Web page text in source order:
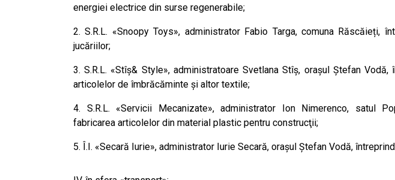
energiei electrice din surse regenerabile;
2. S.R.L. «Snoopy Toys», administrator Fabio Targa, comuna Răscăieți,
jucăriilor;
3. S.R.L. «Stîș& Style», administratoare Svetlana Stîș, orașul Ștefan
articolelor de îmbrăcăminte și altor textile;
4. S.R.L. «Servicii Mecanizate», administrator Ion Nimerenco, satul
fabricarea articolelor din material plastic pentru construcţii;
5. Î.I. «Secară Iurie», administrator Iurie Secară, orașul Ștefan Vodă,